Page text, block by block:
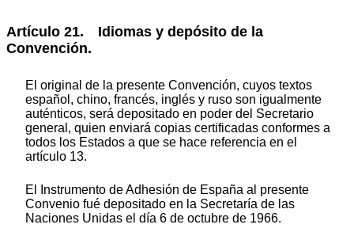
Artículo 21. Idiomas y depósito de la
Convención.
El original de la presente Convención, cuyos textos
español, chino, francés, inglés y ruso son igualmente
auténticos, será depositado en poder del Secretario
general, quien enviará copias certificadas conformes a
todos los Estados a que se hace referencia en el
artículo 13.
El Instrumento de Adhesión de España al presente
Convenio fué depositado en la Secretaría de las
Naciones Unidas el día 6 de octubre de 1966.